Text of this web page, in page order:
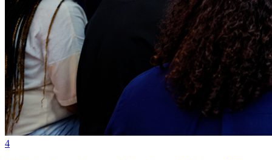
Athletico-PR
4